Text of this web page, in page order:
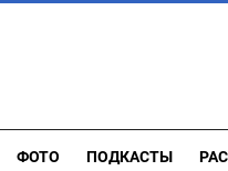
ФОТО ПОДКАСТЫ